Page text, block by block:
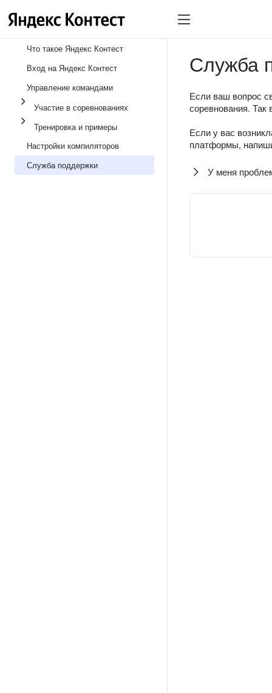
Что такое Яндекс Контест
Вход на Яндекс Контест
Управление командами
Участие в соревнованиях
Тренировка и примеры
Настройки компиляторов
Служба поддержки
Служба
Если ваш вопрос
соревнования. Так
Если у вас
платформы,
У меня